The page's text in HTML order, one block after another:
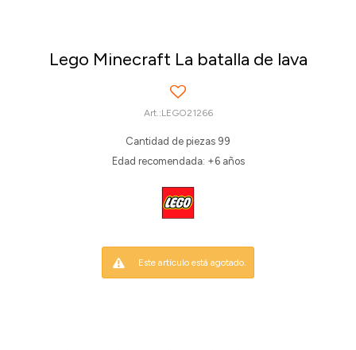
Lego Minecraft La batalla de lava
LEGO21266
Cantidad de piezas 99
Edad recomendada: +6 años
Este artículo está agotado.